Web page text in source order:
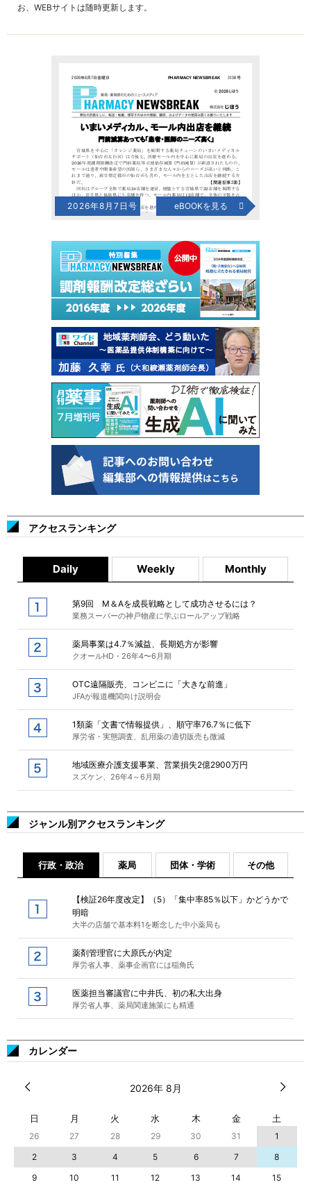
お、WEBサイトは随時更新します。
2026年8月7日号 eBOOKを見る
アクセスランキング
Daily Weekly Monthly
第9回 M＆Aを成長戦略として成功させるには？
業務スーパーの神戸物産に学ぶロールアップ戦略
薬局事業は4.7％減益、長期処方が影響
クオールHD・26年4〜6月期
OTC遠隔販売、コンビニに「大きな前進」
JFAが報道機関向け説明会
1類薬「文書で情報提供」、順守率76.7％に低下
厚労省・実態調査、乱用薬の適切販売も微減
地域医療介護支援事業、営業損失2億2900万円
スズケン、26年4～6月期
ジャンル別アクセスランキング
行政・政治 薬局 団体・学術 その他
【検証26年度改定】（5）「集中率85％以下」かどうかで
明暗
大半の店舗で基本料1を断念した中小薬局も
薬剤管理官に大原氏が内定
厚労省人事、薬事企画官には稲角氏
医薬担当審議官に中井氏、初の私大出身
厚労省人事、薬局関連施策にも精通
カレンダー
2026年 8月
日 月 火 水 木 金 土
26 27 28 29 30 31
1
2
3 4 5 6 7
8
9
10 11 12 13 14
15